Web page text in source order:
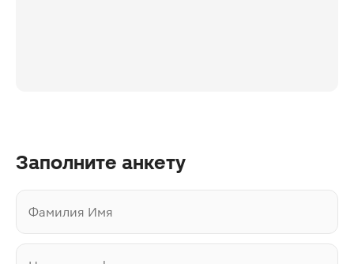
Заполните анкету
Фамилия Имя